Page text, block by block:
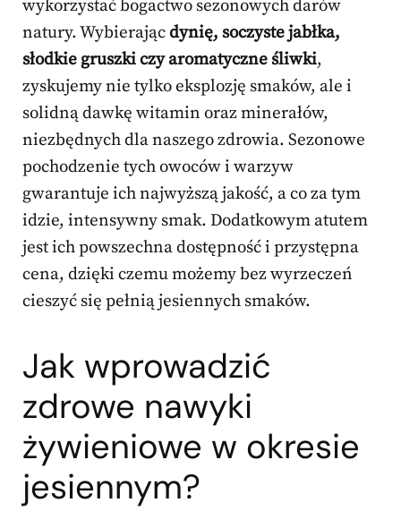
wykorzystać bogactwo sezonowych darów
natury. Wybierającdynię, soczyste jabłka,
słodkie gruszki czy aromatyczne śliwki,
zyskujemy nie tylko eksplozję smaków, ale i
solidną dawkę witamin oraz minerałów,
niezbędnych dla naszego zdrowia. Sezonowe
pochodzenie tych owoców i warzyw
gwarantuje ich najwyższą jakość, a co za tym
idzie, intensywny smak. Dodatkowym atutem
jest ich powszechna dostępność i przystępna
cena, dzięki czemu możemy bez wyrzeczeń
cieszyć się pełnią jesiennych smaków.
Jak wprowadzić
zdrowe nawyki
żywieniowe w okresie
jesiennym?